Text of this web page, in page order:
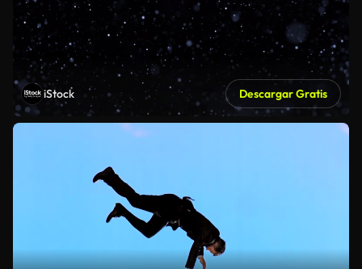
iStock Descargar Gratis